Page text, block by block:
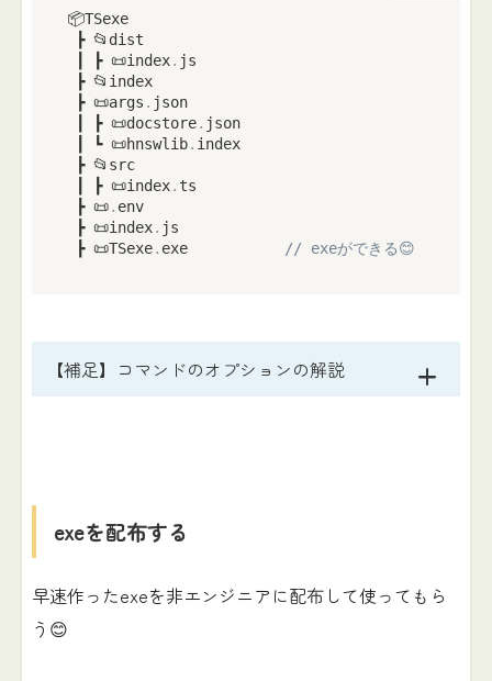
📦TSexe
┣ 📂dist
┃ ┣ 📜index. js
┣ 📂index
┣ 📜args . json
┃ ┣ 📜docstore. json
┃ ┗ 📜hnswlib. index
┣ 📂src
┃ ┣ 📜index. ts
┣ 📜. env
┣ 📜index. js
┣ 📜TSexe. exe // exeができる😊
【補足】コマンドのオプションの解説
exeを配布する
早速作ったexeを非エンジニアに配布して使ってもら
う😊